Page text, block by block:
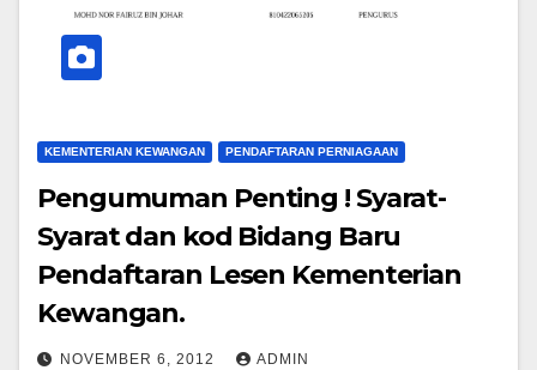
KEMENTERIAN KEWANGAN PENDAFTARAN PERNIAGAAN
Pengumuman Penting ! Syarat-
Syarat dan kod Bidang Baru
Pendaftaran Lesen Kementerian
Kewangan.
NOVEMBER 6, 2012 ADMIN